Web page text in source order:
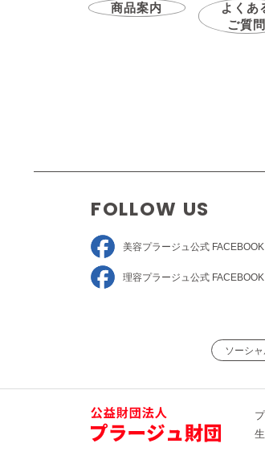
商品案内
よくあ
ご質問
FOLLOW US
美容プラージュ 公式 FACEBOOK
理容プラージュ 公式 FACEBOOK
ソーシ